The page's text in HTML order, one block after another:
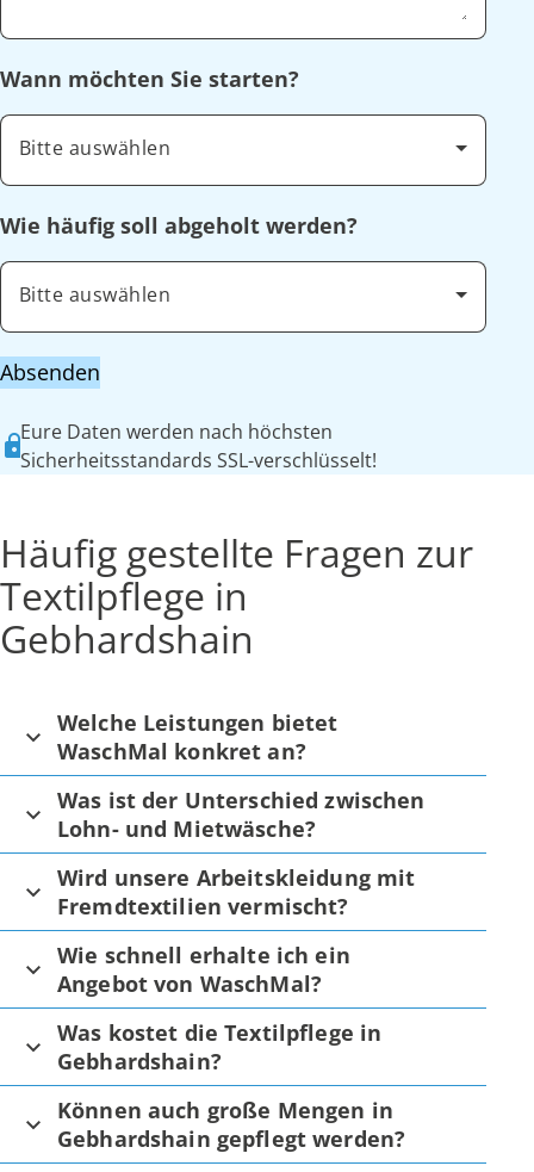
Wann möchten Sie starten?
Bitte auswählen
Wie häufig soll abgeholt werden?
Bitte auswählen
Absenden
Eure Daten werden nach höchsten
Sicherheitsstandards SSL-verschlüsselt!
Häufig gestellte Fragen zur
Textilpflege in
Gebhardshain
Welche Leistungen bietet
WaschMal konkret an?
Was ist der Unterschied zwischen
Lohn- und Mietwäsche?
Wird unsere Arbeitskleidung mit
Fremdtextilien vermischt?
Wie schnell erhalte ich ein
Angebot von WaschMal?
Was kostet die Textilpflege in
Gebhardshain?
Können auch große Mengen in
Gebhardshain gepflegt werden?